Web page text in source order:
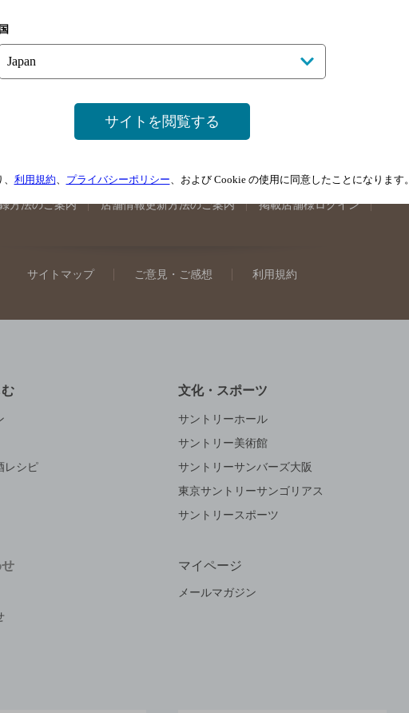
のバー検索
県のバー検索
のバー検索 大阪府のバー検索 京都府のバー検索 兵庫県のバー検索
岡山県のバー検索 山口県のバー検索
高知県のバー検索 福岡県のバー検索
方法のご案内 店舗情報更新方法のご案内 掲載店舗様ログイン
サイトマップ ご意見・ご感想 利用規約
レシピ
文化・スポーツ
サントリーホール
サントリー美術館
サントリーサンバーズ大阪
東京サントリーサンゴリアス
サントリースポーツ
マイページ
メールマガジン
国
サイトを閲覧する
利用規約、 プライバシーポリシー、および Cookie の使用に同意したことになります。